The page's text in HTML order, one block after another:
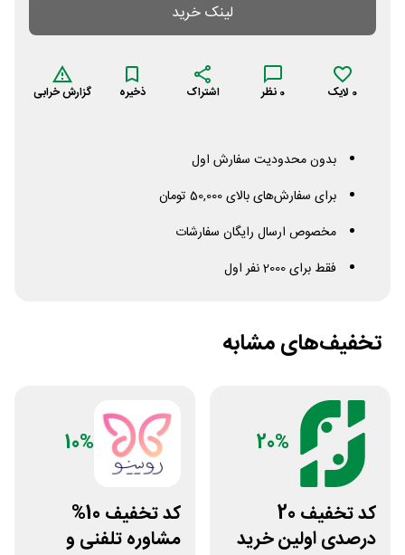
لینک خرید
0 لایک 0 نظر اشتراک ذخیره گزارش خرابی
بدون محدودیت سفارش اول
برای سفارش‌های بالای 50,000 تومان
مخصوص ارسال رایگان سفارشات
فقط برای 2000 نفر اول
تخفیف‌های مشابه
20%
کد تخفیف 20
درصدی اولین خرید
10%
کد تخفیف 10%
مشاوره تلفنی و